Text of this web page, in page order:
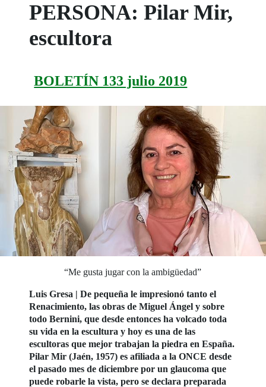
PERSONA: Pilar Mir,
escultora
BOLETÍN 133 julio 2019
“Me gusta jugar con la ambigüedad”
Luis Gresa | De pequeña le impresionó tanto el
Renacimiento, las obras de Miguel Ángel y sobre
todo Bernini, que desde entonces ha volcado toda
su vida en la escultura y hoy es una de las
escultoras que mejor trabajan la piedra en España.
Pilar Mir (Jaén, 1957) es afiliada a la ONCE desde
el pasado mes de diciembre por un glaucoma que
puede robarle la vista, pero se declara preparada